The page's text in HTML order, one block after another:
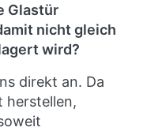
Glastür
nicht gleich
wird?
direkt an. Da
herstellen,